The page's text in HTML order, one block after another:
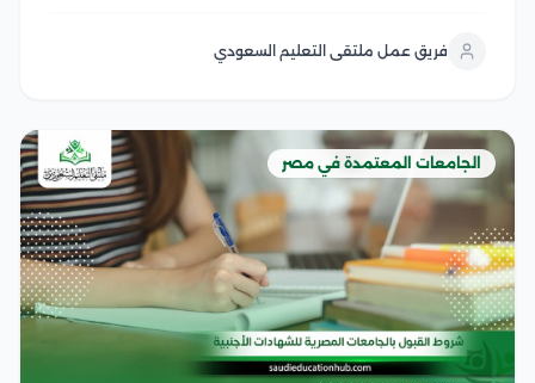
المطلوبة، واستيفاء معايير القبول، وتقديم المستندات
فريق عمل ملتقى التعليم السعودي
الجامعات المعتمدة في مصر